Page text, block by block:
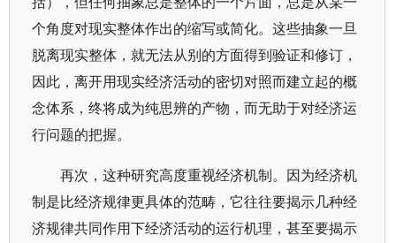
个角度对现实整体作出的缩写或简化。这些抽象一旦
脱离现实整体，就无法从别的方面得到验证和修订，
因此，离开用现实经济活动的密切对照而建立起的概
念体系，终将成为纯思辨的产物，而无助于对经济运
行问题的把握。
再次，这种研究高度重视经济机制。因为经济机
制是比经济规律更具体的范畴，它往往要揭示几种经
济规律共同作用下经济活动的运行机理，甚至要揭示